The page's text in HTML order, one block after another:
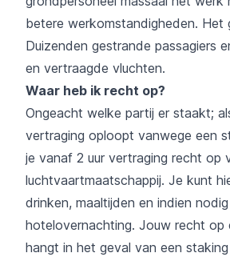
betere werkomstandigheden. Het
Duizenden gestrande passagiers
en vertraagde vluchten.
Waar heb ik recht op?
Ongeacht welke partij er staakt;
vertraging oploopt vanwege een
je vanaf 2 uur vertraging recht op
luchtvaartmaatschappij. Je kunt
drinken, maaltijden en indien
hotelovernachting. Jouw recht op
hangt in het geval van een